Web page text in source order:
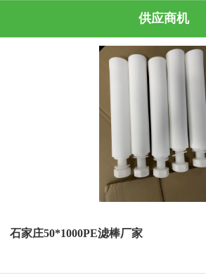
供应商机
石家庄50*1000PE滤棒厂家